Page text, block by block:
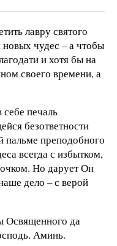
лавру святого
чудес – а чтобы
и хотя бы на
своего времени, а
себе печаль
безответности
пальме преподобного
всегда с избытком,
Но дарует Он
дело – с верой
Освященного да
Аминь.